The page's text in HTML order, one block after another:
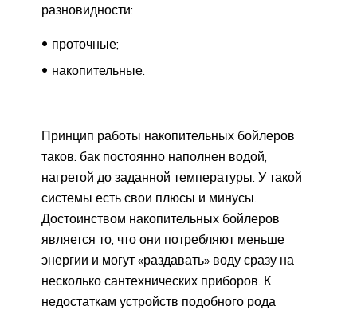
разновидности:
проточные;
накопительные.
Принцип работы накопительных бойлеров
таков: бак постоянно наполнен водой,
нагретой до заданной температуры. У такой
системы есть свои плюсы и минусы.
Достоинством накопительных бойлеров
является то, что они потребляют меньше
энергии и могут «раздавать» воду сразу на
несколько сантехнических приборов. К
недостаткам устройств подобного рода